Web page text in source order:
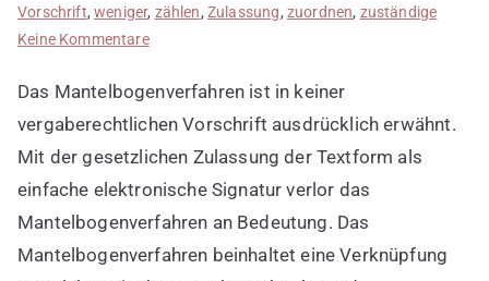
Vorschrift,weniger, zählen, Zulassung, zuordnen, zuständige
Keine Kommentarezu
von
Mantelbogenverfahren
Das Mantelbogenverfahren ist in keiner
vergaberechtlichen Vorschrift ausdrücklich erwähnt.
Mit der gesetzlichen Zulassung der Textform als
einfache elektronische Signatur verlor das
Mantelbogenverfahren an Bedeutung. Das
Mantelbogenverfahren beinhaltet eine Verknüpfung